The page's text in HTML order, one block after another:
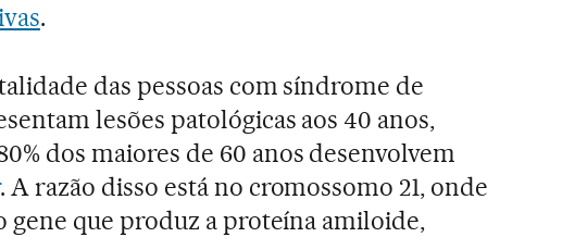
.
das pessoas com síndrome de
lesões patológicas aos 40 anos,
dos maiores de 60 anos desenvolvem
. A razão disso está no cromossomo 21, onde
gene que produz a proteína amiloide,